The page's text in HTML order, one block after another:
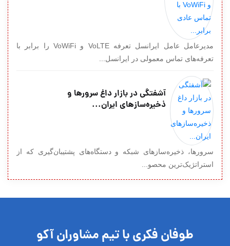
مدیرعامل عامل ایرانسل تعرفه VoLTE و VoWiFi را برابر با
تعرفه‌های تماس معمولی در ایرانسل...
آشفتگی در بازار داغ سرورها و
ذخیره‌سازهای ایران...
سرورها، ذخیره‌سازهای شبکه و دستگاه‌های پشتیبان‌گیری که از
استراتژیک‌ترین محصو...
طوفان فکری با تیم مشاوران آکو